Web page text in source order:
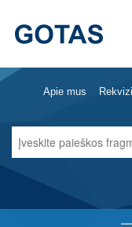
Apie mus